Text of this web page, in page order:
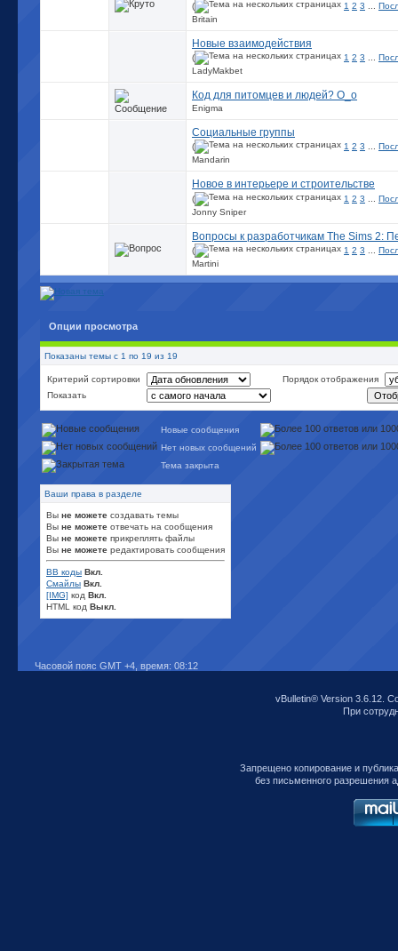
( 1 2 3
Britain
Новые взаимодействия
( 1 2 3
LadyMakbet
Код для питомцев и людей? О_о
Enigma
Социальные группы
( 1 2 3
Mandarin
Новое в интерьере и строительстве
( 1 2 3
Jonny Sniper
Вопросы к разработчикам The Sims 2:
( 1 2 3
Martini
Опции просмотра
Показаны темы с 1 по 19 из 19
Критерий сортировки
Порядок отображения
Показать
Новые сообщения
Нет новых сообщений
Тема закрыта
Ваши права в разделе
Вы не можете создавать темы
Вы не можете отвечать на сообщения
Вы не можете прикреплять файлы
Вы не можете редактировать сообщения
BB коды Вкл.
Смайлы Вкл.
[IMG] код Вкл.
HTML код Выкл.
Часовой пояс GMT +4, время: 08:12
vBulletin® Version 3.6.12.
При
Запрещено копирование и
без письменного разрешения